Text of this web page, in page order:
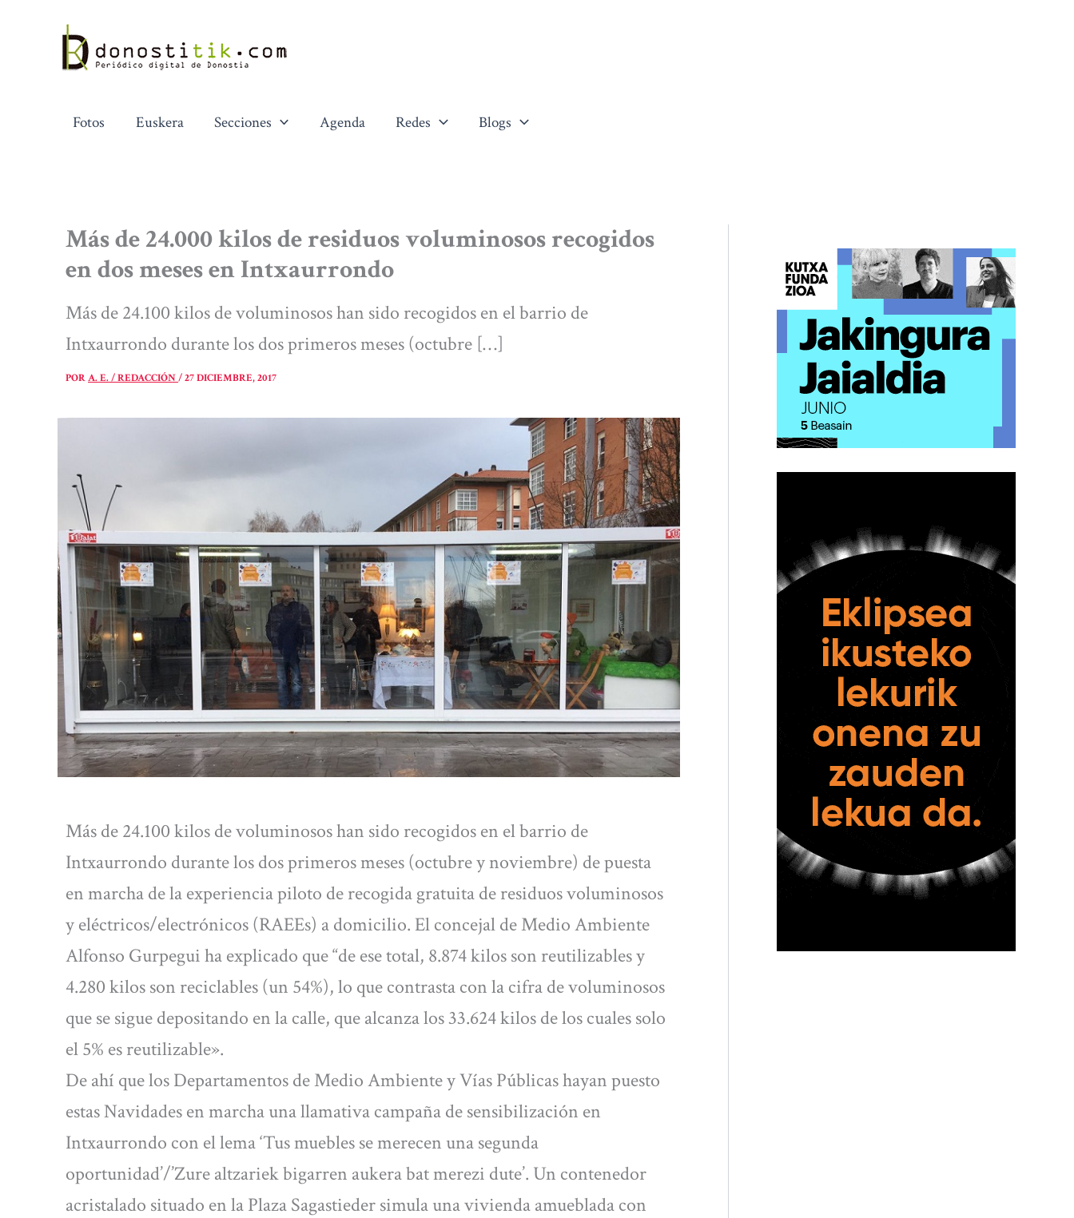
contenido
Fotos Euskera Secciones Agenda Redes Blogs
Más de 24.000 kilos de residuos voluminosos recogidos
en dos meses en Intxaurrondo
Más de 24.100 kilos de voluminosos han sido recogidos en el barrio de
Intxaurrondo durante los dos primeros meses (octubre […]
PORA. E. / REDACCIÓN/27 DICIEMBRE, 2017
Más de 24.100 kilos de voluminosos han sido recogidos en el barrio de
Intxaurrondo durante los dos primeros meses (octubre y noviembre) de puesta
en marcha de la experiencia piloto de recogida gratuita de residuos voluminosos
y eléctricos/electrónicos (RAEEs) a domicilio. El concejal de Medio Ambiente
Alfonso Gurpegui ha explicado que “de ese total, 8.874 kilos son reutilizables y
4.280 kilos son reciclables (un 54%), lo que contrasta con la cifra de voluminosos
que se sigue depositando en la calle, que alcanza los 33.624 kilos de los cuales solo
el 5% es reutilizable».
De ahí que los Departamentos de Medio Ambiente y Vías Públicas hayan puesto
estas Navidades en marcha una llamativa campaña de sensibilización en
Intxaurrondo con el lema ‘Tus muebles se merecen una segunda
oportunidad’/’Zure altzariek bigarren aukera bat merezi dute’. Un contenedor
acristalado situado en la Plaza Sagastieder simula una vivienda amueblada con